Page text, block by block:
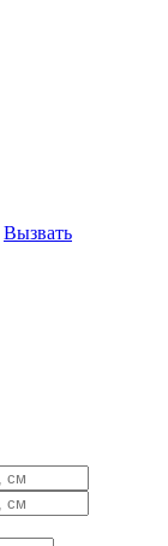
Вызвать